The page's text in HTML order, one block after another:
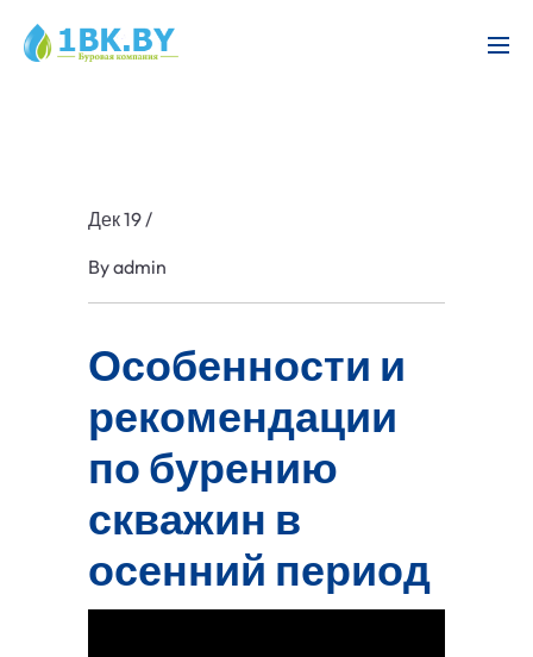
Дек 19/
Byadmin
Особенности и
рекомендации
по бурению
скважин в
осенний период